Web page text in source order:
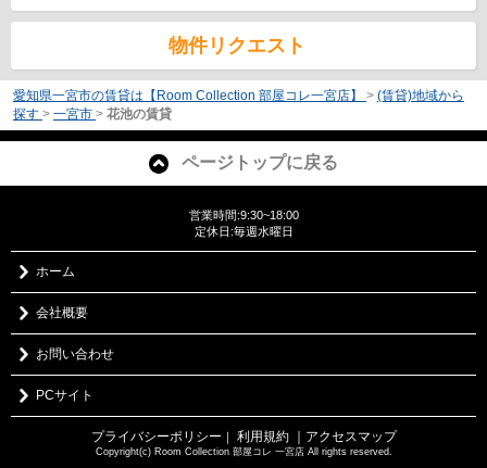
物件リクエスト
愛知県一宮市の賃貸は【Room Collection 部屋コレ一宮店】 > (賃貸)地域から
探す > 一宮市 > 花池の賃貸
ページトップに戻る
営業時間:9:30~18:00
定休日:毎週水曜日
ホーム
会社概要
お問い合わせ
PCサイト
プライバシーポリシー ｜ 利用規約 ｜アクセスマップ
Copyright(c) Room Collection 部屋コレ 一宮店 All rights reserved.